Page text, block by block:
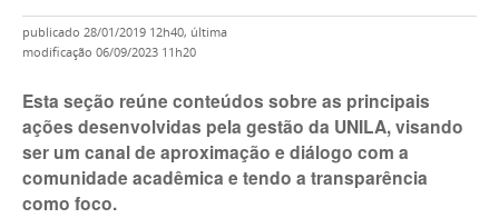
publicado 28/01/2019 12h40, última
modificação 06/09/2023 11h20
Esta seção reúne conteúdos sobre as principais
ações desenvolvidas pela gestão da UNILA, visando
ser um canal de aproximação e diálogo com a
comunidade acadêmica e tendo a transparência
como foco.